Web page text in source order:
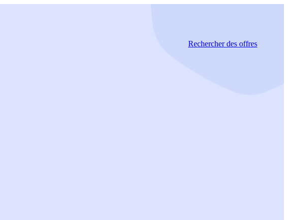
Rechercherdes offres